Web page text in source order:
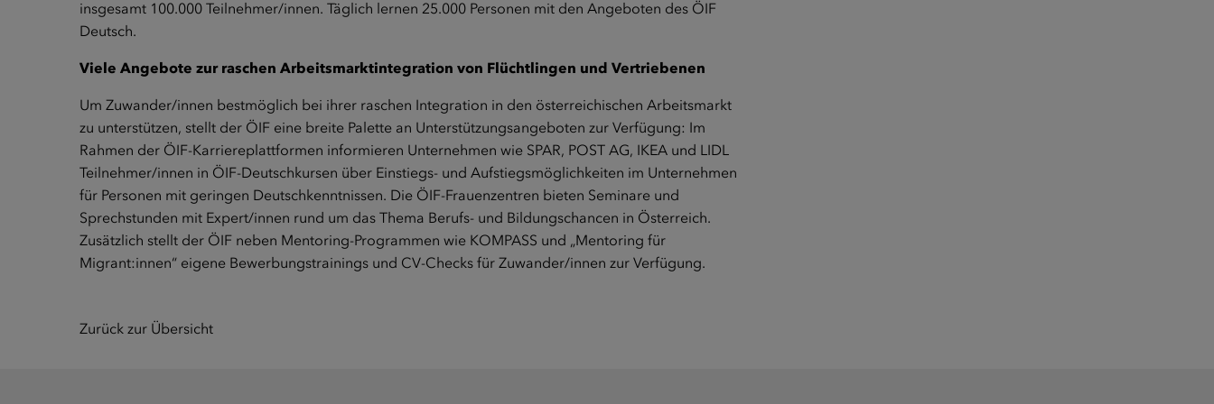
insgesamt 100.000 Teilnehmer/innen. Täglich lernen 25.000 Personen mit den Angeboten des ÖIF
Deutsch.
Viele Angebote zur raschen Arbeitsmarktintegration von Flüchtlingen und Vertriebenen
Um Zuwander/innen bestmöglich bei ihrer raschen Integration in den österreichischen Arbeitsmarkt
zu unterstützen, stellt der ÖIF eine breite Palette an Unterstützungsangeboten zur Verfügung: Im
Rahmen der ÖIF-Karriereplattformen informieren Unternehmen wie SPAR, POST AG, IKEA und LIDL
Teilnehmer/innen in ÖIF-Deutschkursen über Einstiegs- und Aufstiegsmöglichkeiten im Unternehmen
für Personen mit geringen Deutschkenntnissen. Die ÖIF-Frauenzentren bieten Seminare und
Sprechstunden mit Expert/innen rund um das Thema Berufs- und Bildungschancen in Österreich.
Zusätzlich stellt der ÖIF neben Mentoring-Programmen wie KOMPASS und „Mentoring für
Migrant:innen“ eigene Bewerbungstrainings und CV-Checks für Zuwander/innen zur Verfügung.
Zurück zur Übersicht